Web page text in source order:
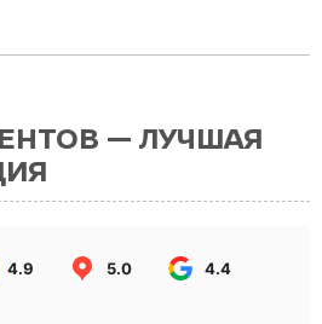
— ЛУЧШАЯ
4.9 5.0 4.4